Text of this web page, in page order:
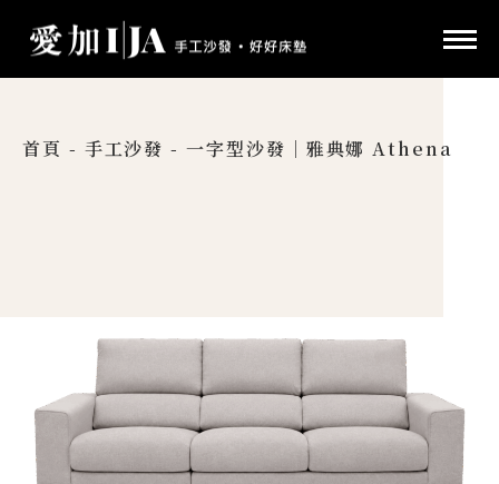
首頁 - 手工沙發 -一字型沙發｜雅典娜 Athena